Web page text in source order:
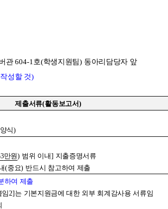
관604-1 호(학생지원팀) 동아리담당자 앞
성할 것)
제출서류(활동보고서 )
식)
만원) 범위 이내 ] 지출증명서류
(중요) 반드시 참고하여 제출
하여 제출
임2] 는 기본지원금에 대한 외부 회계감사용 서류임